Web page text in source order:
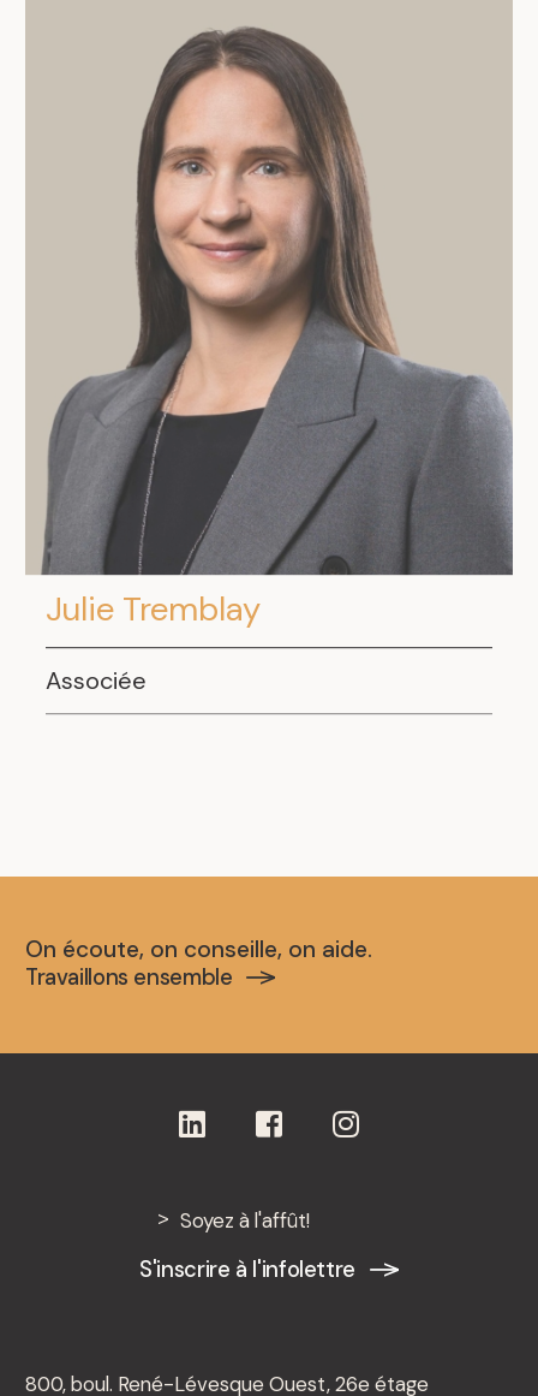
Julie Tremblay
Associée
On écoute, on conseille, on aide.
Travaillons ensemble
Soyez à l'affût!
S'inscrire à l'infolettre
800, boul. René-Lévesque Ouest, 26e étage